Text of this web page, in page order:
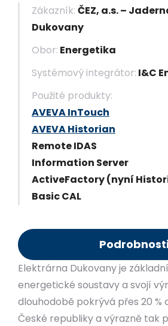
Zákazník: ČEZ, a.s. –
Dukovany
Obor: Energetika
Systémový integrátor: I&C
Použité produkty:
AVEVA InTouch
AVEVA Historian
Remote IDAS
Information Server
ActiveFactory (nyní
Basic CAL
Elektrárna Dukovany je
energetické soustavy a svojí
dlouhodobě pokrývá přes 20
České republiky a výrazně tak